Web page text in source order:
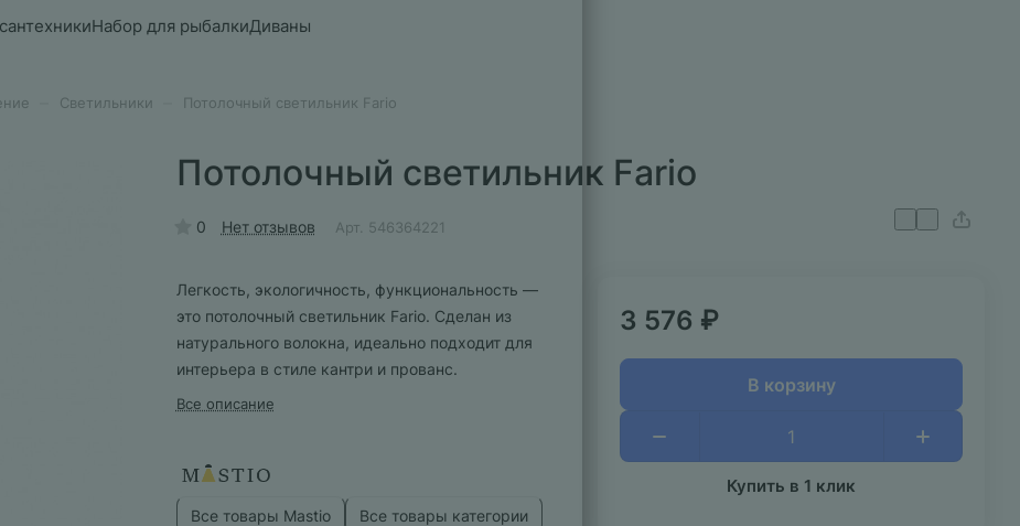
Набор для рыбалкиДиваны
Светильники Потолочный светильник Fario
Потолочный светильник Fario
0 Нет отзывов Арт. 546364221
Легкость, экологичность, функциональность —
это потолочный светильник Fario. Сделан из
натурального волокна, идеально подходит для
интерьера в стиле кантри и прованс.
Все описание
Все товары Mastio Все товары категории
3 576 ₽
В корзину
Купить в 1 клик